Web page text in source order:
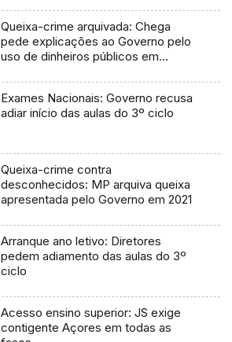
Queixa-crime arquivada: Chega
pede explicações ao Governo pelo
uso de dinheiros públicos em
Exames Nacionais: Governo recusa
adiar início das aulas do 3º ciclo
Queixa-crime contra
desconhecidos: MP arquiva queixa
apresentada pelo Governo em 2021
Arranque ano letivo: Diretores
pedem adiamento das aulas do 3º
ciclo
Acesso ensino superior: JS exige
contigente Açores em todas as